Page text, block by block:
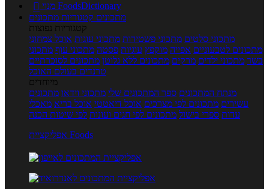

מנוי FoodsDictionary
מתכונים קטגוריות מתכונים
קטגוריות נפוצות
מתכוני סלטים מתכוני פשטידות מתכוני עוגות אוכל צמחוני
מתכונים לטבעוניים אפייה מוקפץ עוגיות פסטה מתכוני עוף מתכוני
בשר מתכוני ילדים מרקים מתכונים ללא גלוטן מתכונים לסוכרתיים
טרנדים בעולם האוכל
מיוחדים
מנתח המתכונים ספר המתכונים שלי מתכוני וידאו מתכונים
עשירים מתכונים לפי מצרכים אוכל דיאטטי אוכל בריא מאכלי
עדות ספרי בישול מתכונים לפי חגים ועונות לפי שיטות הכנה
אפליקציית Foods